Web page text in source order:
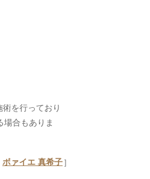
を行っており
合もありま
ボァイエ 真希子]